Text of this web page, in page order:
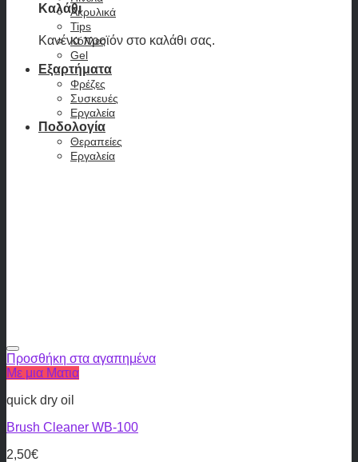
Καλάθι
Κανένα προϊόν στο καλάθι σας.
Ακρυλικά
Tips
Κόλλες
Gel
Εξαρτήματα
Φρέζες
Συσκευές
Εργαλεία
Ποδολογία
Θεραπείες
Εργαλεία
Προσθήκη στα αγαπημένα
Με μια Ματια
quick dry oil
Brush Cleaner WB-100
2,50€